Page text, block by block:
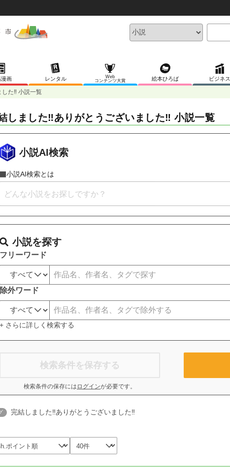
画 レンタル
Web
コンテンツ大賞
絵本ひろば ビジネス
た‼ 小説一覧
しました‼️ありがとうございました‼ 小説一覧
小説AI検索
小説AI検索とは
小説を探す
フリーワード
除外ワード
+ さらに詳しく検索する
検索条件を保存する
検索条件の保存には ログインが必要です。
完結しました‼️ありがとうございました‼